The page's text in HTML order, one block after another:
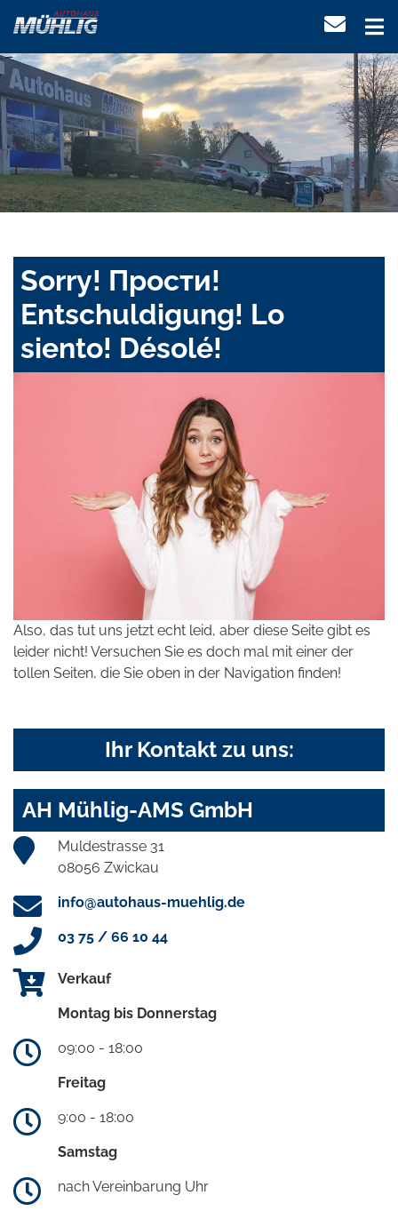
Sorry! Прости!
Entschuldigung! Lo
siento! Désolé!
Also, das tut uns jetzt echt leid, aber diese Seite gibt es
leider nicht! Versuchen Sie es doch mal mit einer der
tollen Seiten, die Sie oben in der Navigation finden!
Ihr Kontakt zu uns:
AH Mühlig-AMS GmbH
Muldestrasse 31
08056 Zwickau
info@autohaus-muehlig.de
03 75 / 66 10 44
Verkauf
Montag bis Donnerstag
09:00 - 18:00
Freitag
9:00 - 18:00
Samstag
nach Vereinbarung Uhr